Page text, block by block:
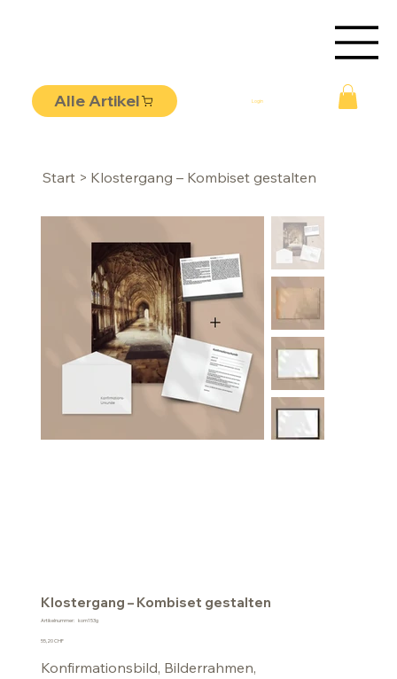
Alle Artikel Login
Start > Klostergang – Kombiset gestalten
Klostergang – Kombiset gestalten
Artikelnummer:
Artikelnummer:
kom153g
Preis
55,20 CHF
Konfirmationsbild, Bilderrahmen,